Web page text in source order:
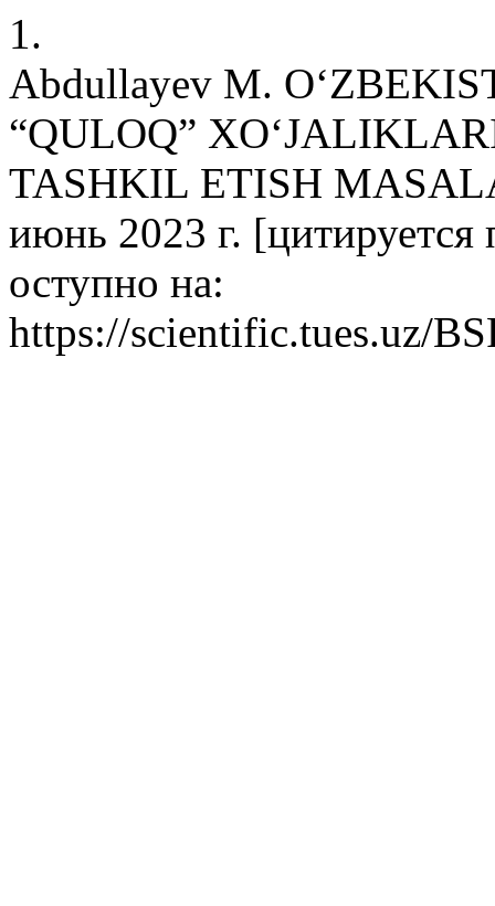
1.
Abdullayev M.
“QULOQ”
TASHKIL ETISH
июнь 2023 г. [цитируется
оступно на:
https://scientific.tues.uz/